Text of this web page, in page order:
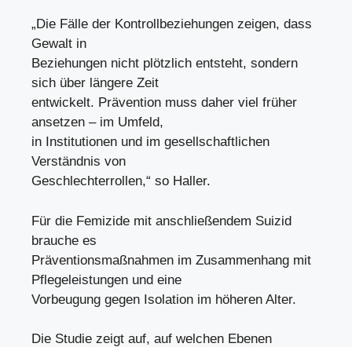
„Die Fälle der Kontrollbeziehungen zeigen, dass
Gewalt in
Beziehungen nicht plötzlich entsteht, sondern
sich über längere Zeit
entwickelt. Prävention muss daher viel früher
ansetzen – im Umfeld,
in Institutionen und im gesellschaftlichen
Verständnis von
Geschlechterrollen,“ so Haller.
Für die Femizide mit anschließendem Suizid
brauche es
Präventionsmaßnahmen im Zusammenhang mit
Pflegeleistungen und eine
Vorbeugung gegen Isolation im höheren Alter.
Die Studie zeigt auf, auf welchen Ebenen